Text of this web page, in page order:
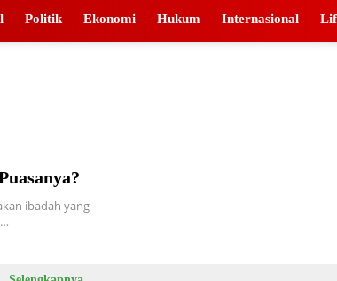
Politik Ekonomi Hukum Internasional
ibadah yang